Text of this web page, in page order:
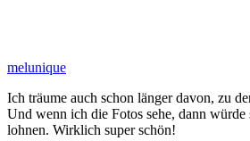
melunique
Ich träume auch schon länger davon, zu
Und wenn ich die Fotos sehe, dann würde
lohnen. Wirklich super schön!